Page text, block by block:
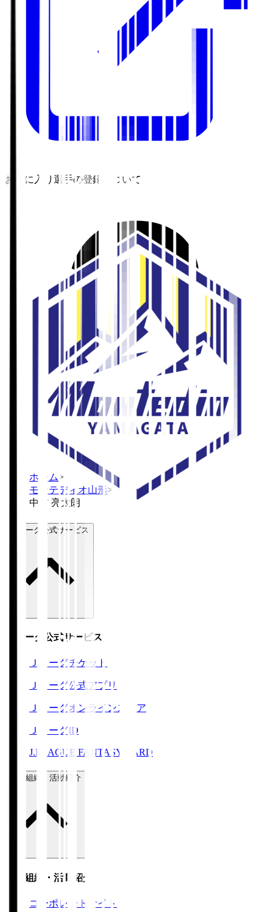
お気に入り選手の登録について
ホーム >
モンテディオ山形>
中村 亮太朗
Ｊリーグ公式サービス
Ｊリーグ公式サービス
Ｊリーグチケット
Ｊリーグ公式アプリ
Ｊリーグオンラインストア
ＪリーグID
J.LEAGUE FANTASY CARD
運営組織・活動紹介
運営組織・活動紹介
コーポレートサイト